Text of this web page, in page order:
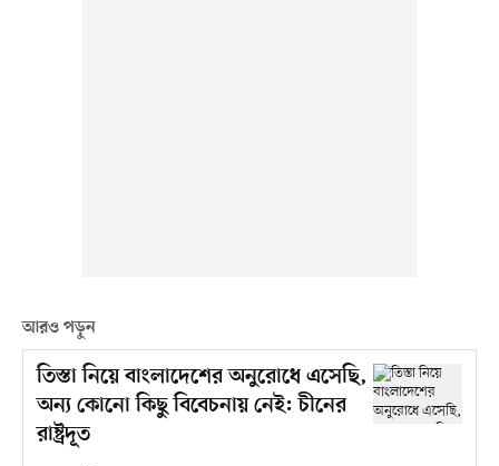
আরও পড়ুন
তিস্তা নিয়ে বাংলাদেশের অনুরোধে এসেছি,
অন্য কোনো কিছু বিবেচনায় নেই: চীনের
রাষ্ট্রদূত